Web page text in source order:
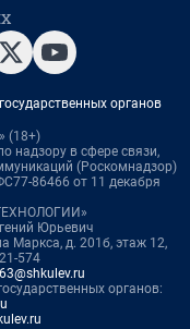
органов
(18+)
надзору в сфере связи,
(Роскомнадзор)
86466 от 11 декабря
Юрьевич
Маркса, д. 201б, этаж 12,
574
63@shkulev.ru
органов: